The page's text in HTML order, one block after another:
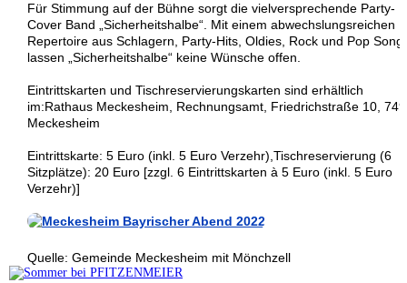
Für Stimmung auf der Bühne sorgt die vielversprechende Party-
Cover Band „Sicherheitshalbe“. Mit einem abwechslungsreichen
Repertoire aus Schlagern, Party-Hits, Oldies, Rock und Pop
lassen „Sicherheitshalbe“ keine Wünsche offen.
Eintrittskarten und Tischreservierungskarten sind erhältlich
im:Rathaus Meckesheim, Rechnungsamt, Friedrichstraße 10,
Meckesheim
Eintrittskarte: 5 Euro (inkl. 5 Euro Verzehr),Tischreservierung (6
Sitzplätze): 20 Euro [zzgl. 6 Eintrittskarten à 5 Euro (inkl. 5 Euro
Verzehr)]
Quelle: Gemeinde Meckesheim mit Mönchzell